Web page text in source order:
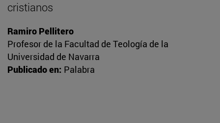
cristianos
Ramiro Pellitero
Profesor de la Facultad de Teología de la
Universidad de Navarra
Publicado en: Palabra